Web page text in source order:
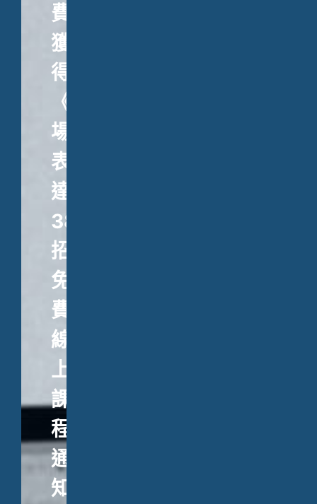
費
獲
得
《職
場
表
達
38
招》、
免
費
線
上
課
程
通
知